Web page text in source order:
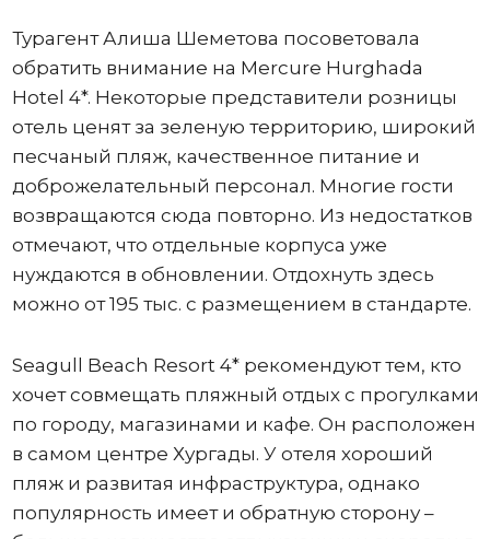
Турагент Алиша Шеметова посоветовала
обратить внимание на Mercure Hurghada
Hotel 4*. Некоторые представители розницы
отель ценят за зеленую территорию, широкий
песчаный пляж, качественное питание и
доброжелательный персонал. Многие гости
возвращаются сюда повторно. Из недостатков
отмечают, что отдельные корпуса уже
нуждаются в обновлении. Отдохнуть здесь
можно от 195 тыс. с размещением в стандарте.
Seagull Beach Resort 4* рекомендуют тем, кто
хочет совмещать пляжный отдых с прогулками
по городу, магазинами и кафе. Он расположен
в самом центре Хургады. У отеля хороший
пляж и развитая инфраструктура, однако
популярность имеет и обратную сторону –